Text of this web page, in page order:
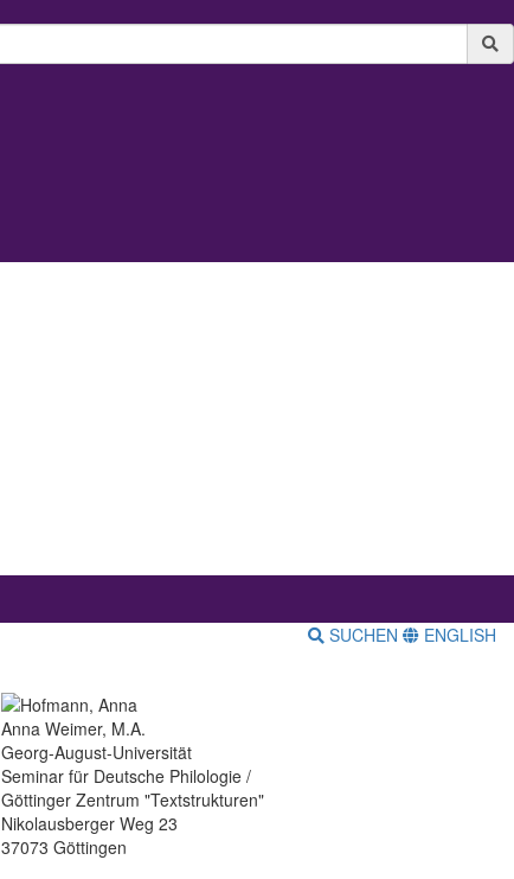
SUCHEN ENGLISH
Anna Weimer, M.A.
Georg-August-Universität
Seminar für Deutsche Philologie /
Göttinger Zentrum "Textstrukturen"
Nikolausberger Weg 23
37073 Göttingen